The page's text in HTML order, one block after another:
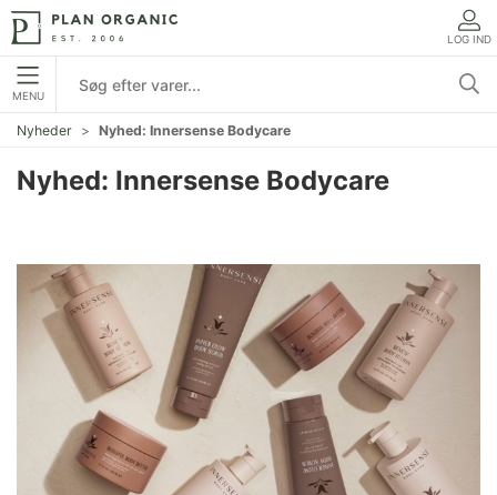
LOG IND
MENU
Nyheder Nyhed: Innersense Bodycare
Nyhed: Innersense Bodycare